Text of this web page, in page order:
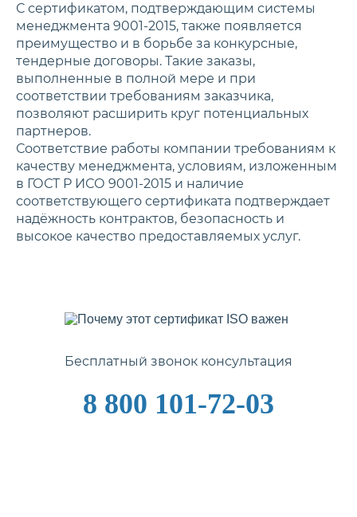
Бесплатный звонок консультация
8 800 101-72-03
С сертификатом, подтверждающим системы
менеджмента 9001-2015, также появляется
преимущество и в борьбе за конкурсные,
тендерные договоры. Такие заказы,
выполненные в полной мере и при
соответствии требованиям заказчика,
позволяют расширить круг потенциальных
партнеров.
Соответствие работы компании требованиям к
качеству менеджмента, условиям, изложенным
в ГОСТ Р ИСО 9001-2015 и наличие
соответствующего сертификата подтверждает
надёжность контрактов, безопасность и
высокое качество предоставляемых услуг.